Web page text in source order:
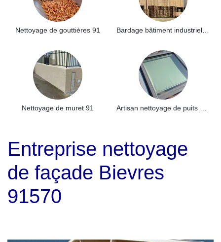
Nettoyage de gouttières 91
Nettoyage de muret 91
Entreprise nettoyage
de façade Bievres
91570